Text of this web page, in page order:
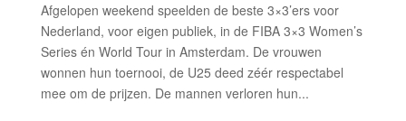
Afgelopen weekend speelden de beste 3×3’ers voor
Nederland, voor eigen publiek, in de FIBA 3×3 Women’s
Series én World Tour in Amsterdam. De vrouwen
wonnen hun toernooi, de U25 deed zéér respectabel
mee om de prijzen. De mannen verloren hun...